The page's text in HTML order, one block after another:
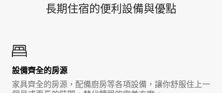
長期住宿的便利設備與優點
設備齊全的房源
家具齊全的房源，配備廚房等各項設備，讓你舒服住上一